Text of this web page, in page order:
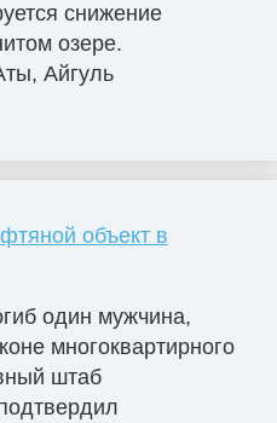
снижение
озере.
Айгуль
объект в
один мужчина,
многоквартирного
штаб